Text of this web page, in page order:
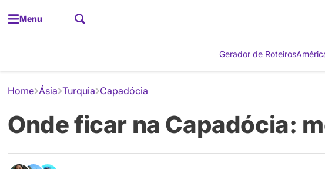
Menu
Gerador de Roteiros
Home Ásia Turquia Capadócia
Onde ficar na Capadócia: